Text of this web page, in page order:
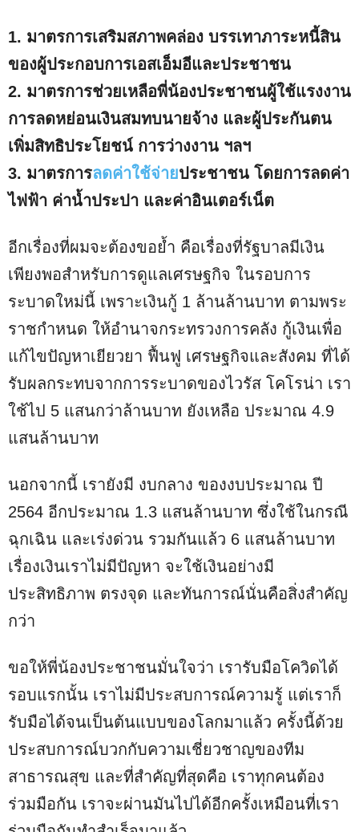
1. มาตรการเสริมสภาพคล่อง บรรเทาภาระหนี้สิน
ของผู้ประกอบการเอสเอ็มอีและประชาชน
2. มาตรการช่วยเหลือพี่น้องประชาชนผู้ใช้แรงงาน
การลดหย่อนเงินสมทบนายจ้าง และผู้ประกันตน
เพิ่มสิทธิประโยชน์ การว่างงาน ฯลฯ
3. มาตรการลดค่าใช้จ่ายประชาชน โดยการลดค่า
ไฟฟ้า ค่าน้ำประปา และค่าอินเตอร์เน็ต
อีกเรื่องที่ผมจะต้องขอย้ำ คือเรื่องที่รัฐบาลมีเงิน
เพียงพอสำหรับการดูแลเศรษฐกิจ ในรอบการ
ระบาดใหม่นี้ เพราะเงินกู้ 1 ล้านล้านบาท ตามพระ
ราชกำหนด ให้อำนาจกระทรวงการคลัง กู้เงินเพื่อ
แก้ไขปัญหาเยียวยา ฟื้นฟู เศรษฐกิจและสังคม ที่ได้
รับผลกระทบจากการระบาดของไวรัส โคโรน่า เรา
ใช้ไป 5 แสนกว่าล้านบาท ยังเหลือ ประมาณ 4.9
แสนล้านบาท
นอกจากนี้ เรายังมี งบกลาง ของงบประมาณ ปี
2564 อีกประมาณ 1.3 แสนล้านบาท ซึ่งใช้ในกรณี
ฉุกเฉิน และเร่งด่วน รวมกันแล้ว 6 แสนล้านบาท
เรื่องเงินเราไม่มีปัญหา จะใช้เงินอย่างมี
ประสิทธิภาพ ตรงจุด และทันการณ์นั่นคือสิ่งสำคัญ
กว่า
ขอให้พี่น้องประชาชนมั่นใจว่า เรารับมือโควิดได้
รอบแรกนั้น เราไม่มีประสบการณ์ความรู้ แต่เราก็
รับมือได้จนเป็นต้นแบบของโลกมาแล้ว ครั้งนี้ด้วย
ประสบการณ์บวกกับความเชี่ยวชาญของทีม
สาธารณสุข และที่สำคัญที่สุดคือ เราทุกคนต้อง
ร่วมมือกัน เราจะผ่านมันไปได้อีกครั้งเหมือนที่เรา